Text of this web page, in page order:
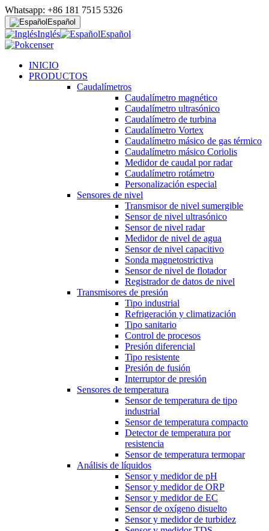
Whatsapp: +86 181 7515 5326
Español
Inglés Español
INICIO
PRODUCTOS
Caudalímetros
Caudalímetro magnético
Caudalímetro ultrasónico
Caudalímetro de turbina
Caudalímetro Vortex
Caudalímetro másico de gas térmico
Caudalímetro másico Coriolis
Medidor de caudal por radar
Caudalímetro rotámetro
Personalización especial
Sensores de nivel
Transmisor de nivel sumergible
Sensor de nivel ultrasónico
Sensor de nivel radar
Medidor de nivel de agua
Sensor de nivel capacitivo
Sonda magnetostrictiva
Sensor de nivel de flotador
Registrador de datos de nivel
Transmisores de presión
Tipo industrial
Refrigeración y climatización
Tipo sanitario
Control de procesos
Presión diferencial
Tipo resistente
Presión de fusión
Interruptor de presión
Sensores de temperatura
Sensor de temperatura de tipo
industrial
Sensor de temperatura compacto
Detector de temperatura por
resistencia
Sensor de temperatura termopar
Análisis de líquidos
Sensor y medidor de pH
Sensor y medidor de ORP
Sensor y medidor de EC
Sensor de oxígeno disuelto
Sensor y medidor de turbidez